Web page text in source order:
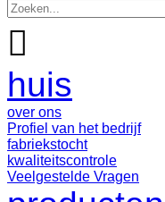

huis
over ons
Profiel van het bedrijf
fabriekstocht
kwaliteitscontrole
Veelgestelde Vragen